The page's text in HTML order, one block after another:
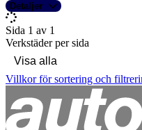
Detaljer
Sida 1 av 1
Verkstäder per sida
Villkor för sortering och